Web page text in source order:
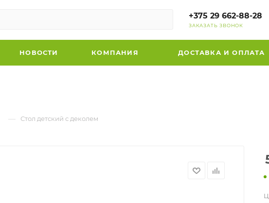
+375 29 662-88-28
ЗАКАЗАТЬ ЗВОНОК
НОВОСТИ КОМПАНИЯ ДОСТАВКА И ОПЛАТА
— Стол детский с деколем